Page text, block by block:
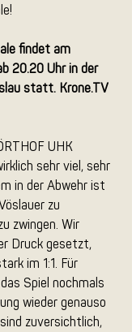
findet am
20.20 Uhr in der
statt. Krone.TV
UHK
sehr viel, sehr
in der Abwehr ist
zu
zwingen. Wir
Druck gesetzt,
im 1:1. Für
Spiel nochmals
wieder genauso
zuversichtlich,